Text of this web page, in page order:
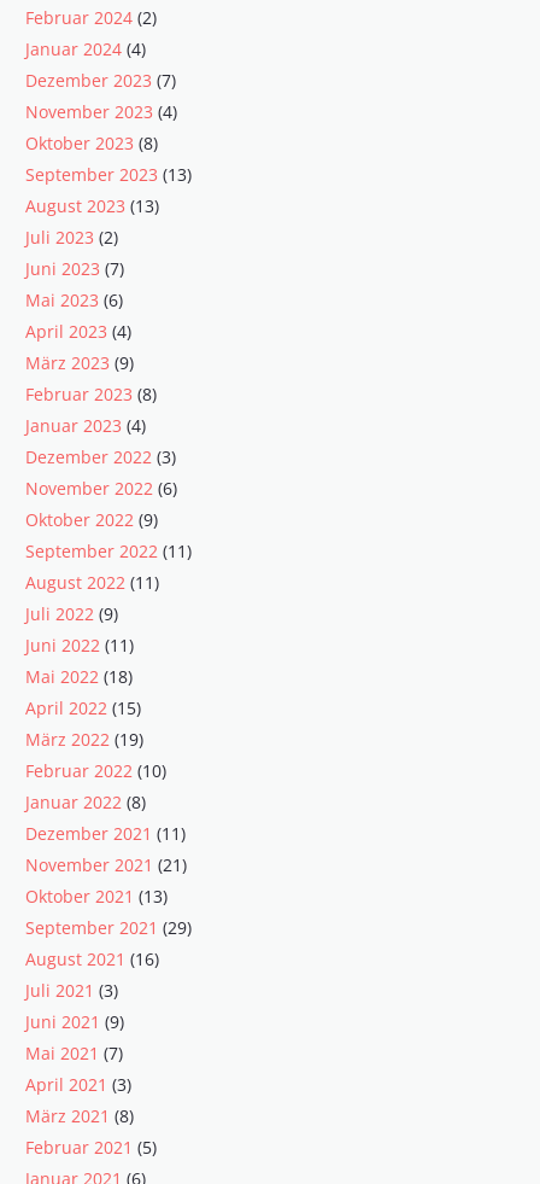
Februar 2024 (2)
Januar 2024 (4)
Dezember 2023 (7)
November 2023 (4)
Oktober 2023 (8)
September 2023 (13)
August 2023 (13)
Juli 2023 (2)
Juni 2023 (7)
Mai 2023 (6)
April 2023 (4)
März 2023 (9)
Februar 2023 (8)
Januar 2023 (4)
Dezember 2022 (3)
November 2022 (6)
Oktober 2022 (9)
September 2022 (11)
August 2022 (11)
Juli 2022 (9)
Juni 2022 (11)
Mai 2022 (18)
April 2022 (15)
März 2022 (19)
Februar 2022 (10)
Januar 2022 (8)
Dezember 2021 (11)
November 2021 (21)
Oktober 2021 (13)
September 2021 (29)
August 2021 (16)
Juli 2021 (3)
Juni 2021 (9)
Mai 2021 (7)
April 2021 (3)
März 2021 (8)
Februar 2021 (5)
Januar 2021 (6)